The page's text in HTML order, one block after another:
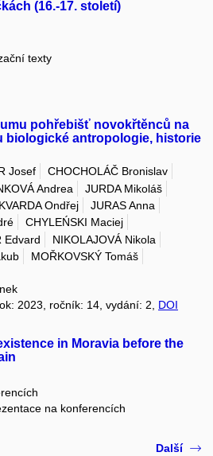
(16.-17. století)
texty
pohřebišť novokřtěnců na
biologické antropologie, historie
Josef
CHOCHOLÁČ Bronislav
Andrea
JURDA Mikoláš
KVARDA Ondřej
JURAS Anna
CHYLEŃSKI Maciej
Edvard
NIKOLAJOVÁ Nikola
MOŘKOVSKÝ Tomáš
2023, ročník: 14, vydání: 2, DOI
in Moravia before the
na konferencích
Další